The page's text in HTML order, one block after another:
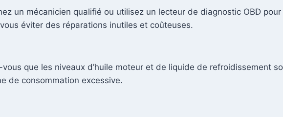
un mécanicien qualifié ou utilisez un lecteur de diagnostic OBD pour
éviter des réparations inutiles et coûteuses.
vous que les niveaux d’huile moteur et de liquide de refroidissement
de consommation excessive.